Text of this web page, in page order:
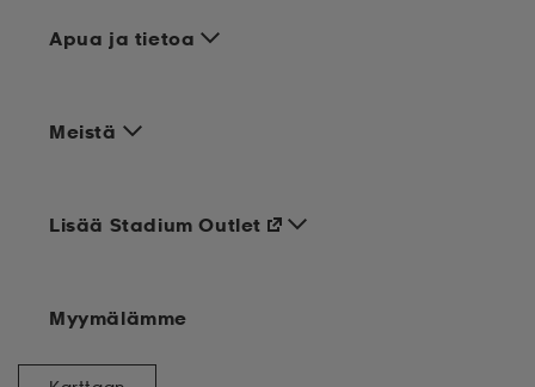
Apua ja tietoa
Meistä
Lisää Stadium Outlet
Myymälämme